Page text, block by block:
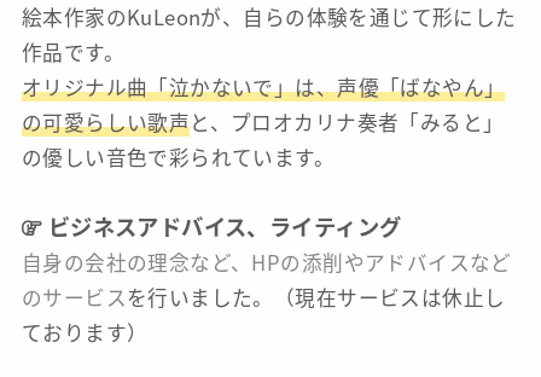
絵本作家のKuLeonが、自らの体験を通じて形にした
作品です。
オリジナル曲「泣かないで」は、声優「ばなやん」
の可愛らしい歌声と、プロオカリナ奏者「みると」
の優しい音色で彩られています。
ビジネスアドバイス、ライティング
自身の会社の理念など、HPの添削やアドバイスなど
のサービスを行いました。（現在サービスは休止し
ております）